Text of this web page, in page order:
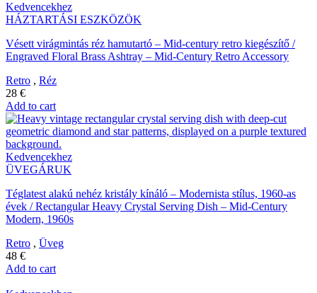
Kedvencekhez
HÁZTARTÁSI ESZKÖZÖK
Vésett virágmintás réz hamutartó – Mid-century retro kiegészítő /
Engraved Floral Brass Ashtray – Mid-Century Retro Accessory
Retro , Réz
28 €
Add to cart
Kedvencekhez
ÜVEGÁRUK
Téglatest alakú nehéz kristály kínáló – Modernista stílus, 1960-as
évek / Rectangular Heavy Crystal Serving Dish – Mid-Century
Modern, 1960s
Retro , Üveg
48 €
Add to cart